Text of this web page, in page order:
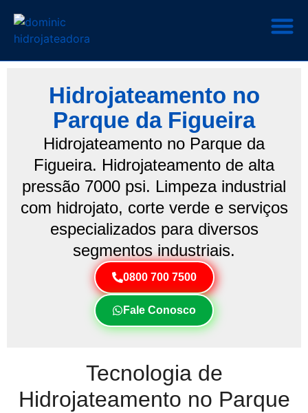
Hidrojateamento no
Parque da Figueira
Hidrojateamento no Parque da
Figueira. Hidrojateamento de alta
pressão 7000 psi. Limpeza industrial
com hidrojato, corte verde e serviços
especializados para diversos
segmentos industriais.
0800 700 7500
Fale Conosco
Tecnologia de
Hidrojateamento no Parque